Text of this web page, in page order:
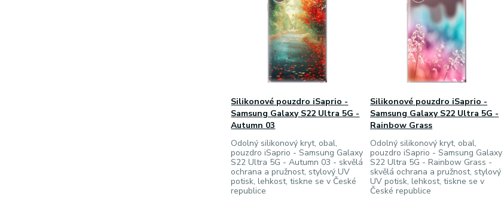
Silikonové pouzdro iSaprio -
Samsung Galaxy S22 Ultra 5G -
Autumn 03
Odolný silikonový kryt, obal,
pouzdro iSaprio - Samsung Galaxy
S22 Ultra 5G - Autumn 03 - skvělá
ochrana a pružnost, stylový UV
potisk, lehkost, tiskne se v České
republice
Silikonové pouzdro iSaprio -
Samsung Galaxy S22 Ultra 5G -
Rainbow Grass
Odolný silikonový kryt, obal,
pouzdro iSaprio - Samsung Galaxy
S22 Ultra 5G - Rainbow Grass -
skvělá ochrana a pružnost, stylový
UV potisk, lehkost, tiskne se v
České republice